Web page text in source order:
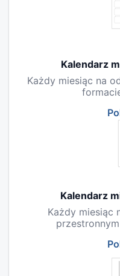
Kalendarz
Każdy miesiąc na
Kalendarz
Każdy miesiąc